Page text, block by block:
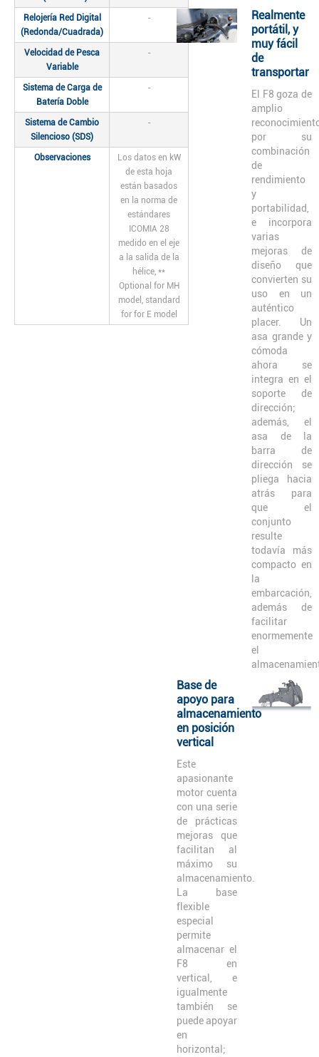
Relojería Red Digital
(Redonda/Cuadrada)
-
Velocidad de Pesca
Variable
-
Sistema de Carga de
Batería Doble
-
Sistema de Cambio
Silencioso (SDS)
-
Observaciones
Los datos en kW
de esta hoja
están basados
en la norma de
estándares
ICOMIA 28
medido en el eje
a la salida de la
hélice, **
Optional for MH
model, standard
for for E model
Realmente
portátil, y
muy fácil
de
transportar
El F8 goza de
amplio
por su
combinación
de
rendimiento
y
portabilidad,
e incorpora
varias
mejoras de
diseño que
convierten su
uso en un
auténtico
placer. Un
asa grande y
cómoda
ahora se
integra en el
soporte de
dirección;
además, el
asa de la
barra de
dirección se
pliega hacia
atrás para
que el
conjunto
resulte
todavía más
compacto en
la
embarcación,
además de
facilitar
enormemente
el
Base de
apoyo para
almacenamiento
en posición
vertical
Este
apasionante
motor cuenta
con una serie
de prácticas
mejoras que
facilitan al
máximo su
almacenamiento.
La base
flexible
especial
permite
almacenar el
F8 en
vertical, e
igualmente
también se
puede apoyar
en
horizontal;